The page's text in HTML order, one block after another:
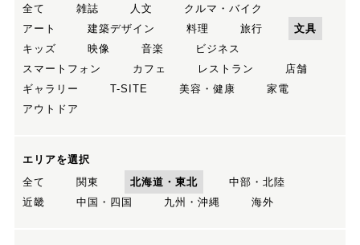
全て
雑誌 人文
クルマ・バイク
アート
建築デザイン 料理 旅行
文具
キッズ
映像 音楽
ビジネス
スマートフォン
カフェ レストラン
店舗
ギャラリー
T-SITE 美容・健康
家電
アウトドア
エリアを選択
全て
関東 北海道・東北
中部・北陸
近畿
中国・四国 九州・沖縄 海外